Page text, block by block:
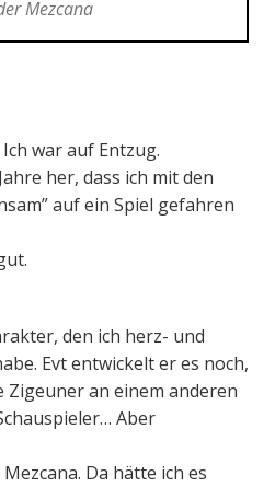
Mezcana
war auf Entzug.
her, dass ich mit den
auf ein Spiel gefahren
den ich herz- und
Evt entwickelt er es noch,
an einem anderen
Aber
Da hätte ich es